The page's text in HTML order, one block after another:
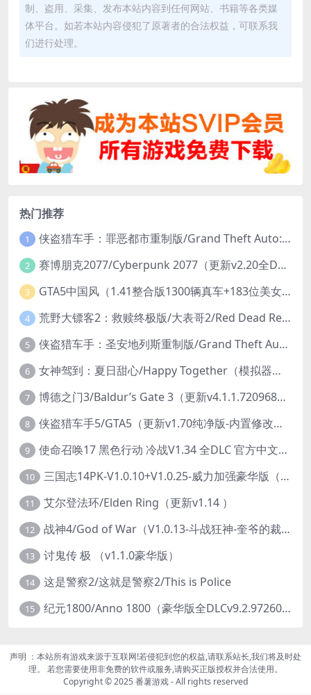
制、盗用、采集、发布本站内容到任何网站、书籍等各类媒
体平台。如若本站内容侵犯了原著者的合法权益，可联系我
们进行处理。
热门推荐
1 侠盗猎车手：罪恶都市重制版/Grand Theft Auto: Vice City – The Definitive Edition
2 赛博朋克2077/Cyberpunk 2077（更新v2.20全DLC）
3 GTA5中国风（1.41整合版1300辆真车+183位美女与英雄+200%存档）
4 荒野大镖客2：救赎终极版/大表哥2/Red Dead Redemption 2: Ultimate Edition（更新v1491.50终极版）
5 侠盗猎车手：圣安地列斯重制版/Grand Theft Auto: San Andreas – The Definitive Edition（更新v1.113.49697469）
6 女神驾到：夏日甜心/Happy Together（模拟器版-升级豪华终极珍藏版+全DLC）
7 博德之门3/Baldur’s Gate 3（更新v4.1.1.7209685）
8 侠盗猎车手5/GTA5（更新v1.70纯净版-内置修改器+通关存档）
9 使命召唤17 黑色行动 冷战V1.34 全DLC 官方中文版COD17
10 三国志14PK-V1.0.10+V1.0.25-威力加强豪华版（武将面容套装-全DLC+季票+特典+中文语音+编辑修改器）
11 艾尔登法环/Elden Ring（更新v1.14 ）
12 战神4/God of War（V1.0.13-斗战狂神-奎爷的裁决+全DLC）
13 讨鬼传 极 （v1.1.0豪华版）
14 这是警察2/这就是警察2/This is Police
15 纪元1800/Anno 1800（豪华版全DLCv9.2.972600）
声明 ：本站所有游戏来源于互联网!若侵犯到您的权益,请联系站长,我们将及时处
理。 若您需要使用非免费的软件或服务,请购买正版授权并合法使用。
Copyright © 2025 番薯游戏 - All rights reserved